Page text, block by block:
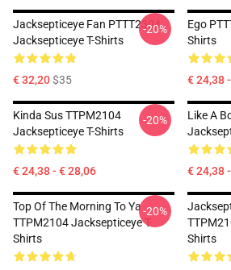
Jacksepticeye Fan PTTT2304
Jacksepticeye T-Shirts
€ 32,20$35
-20%
Ego
Shirts
€ 24,38
Kinda Sus TTPM2104
Jacksepticeye T-Shirts
€ 24,38 - € 28,06
-20%
Like A
€ 24,38
Top Of The Morning To Ya
TTPM2104 Jacksepticeye T-
Shirts
-20%
Shirts